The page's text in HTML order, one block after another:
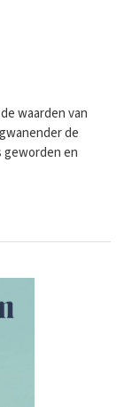
waarden van
de
geworden en